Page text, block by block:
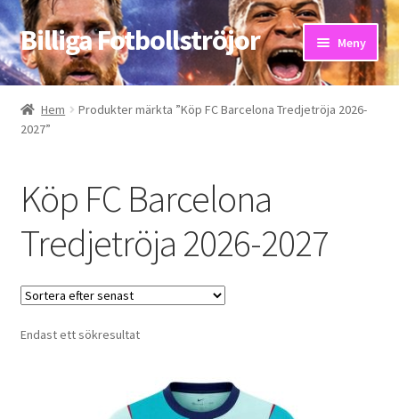
Hoppa
till
navigering
Hoppa
till
innehåll
Billiga Fotbollströjor Meny
Hem
Bloggar
Hem
Produkter märkta ”Köp FC Barcelona Tredjetröja 2026-
2027”
Köp FC Barcelona
Tredjetröja 2026-2027
Endast ett sökresultat